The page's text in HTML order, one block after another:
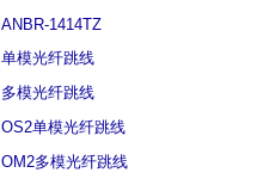
ANBR-1414TZ
单模光纤跳线
多模光纤跳线
OS2单模光纤跳线
OM2多模光纤跳线